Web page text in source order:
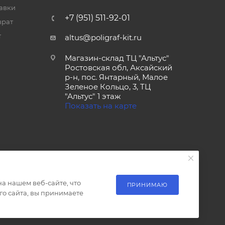
+7 (951) 511-92-01
altus@poligraf-kit.ru
Магазин-склад ТЦ "Альтус"
Ростовская обл, Аксайский
р-н, пос. Янтарный, Малое
Зеленое Кольцо, 3, ТЦ
"Альтус" 1 этаж
Показать на карте
нашем веб-сайте, что
сайта, вы принимаете
ПРИНИМАЮ